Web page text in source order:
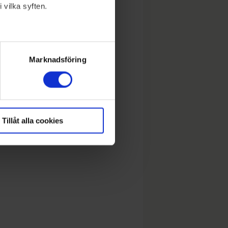
vilka syften.
meter
Marknadsföring
Tillåt alla cookies